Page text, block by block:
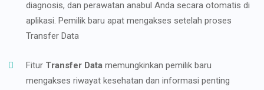
diagnosis, dan perawatan anabul Anda secara otomatis di
aplikasi. Pemilik baru apat mengakses setelah proses
Transfer Data
Fitur Transfer Data memungkinkan pemilik baru
mengakses riwayat kesehatan dan informasi penting